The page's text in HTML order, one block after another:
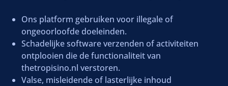
Ons platform gebruiken voor illegale of
ongeoorloofde doeleinden.
Schadelijke software verzenden of activiteiten
ontplooien die de functionaliteit van
thetropisino.nl verstoren.
Valse, misleidende of lasterlijke inhoud